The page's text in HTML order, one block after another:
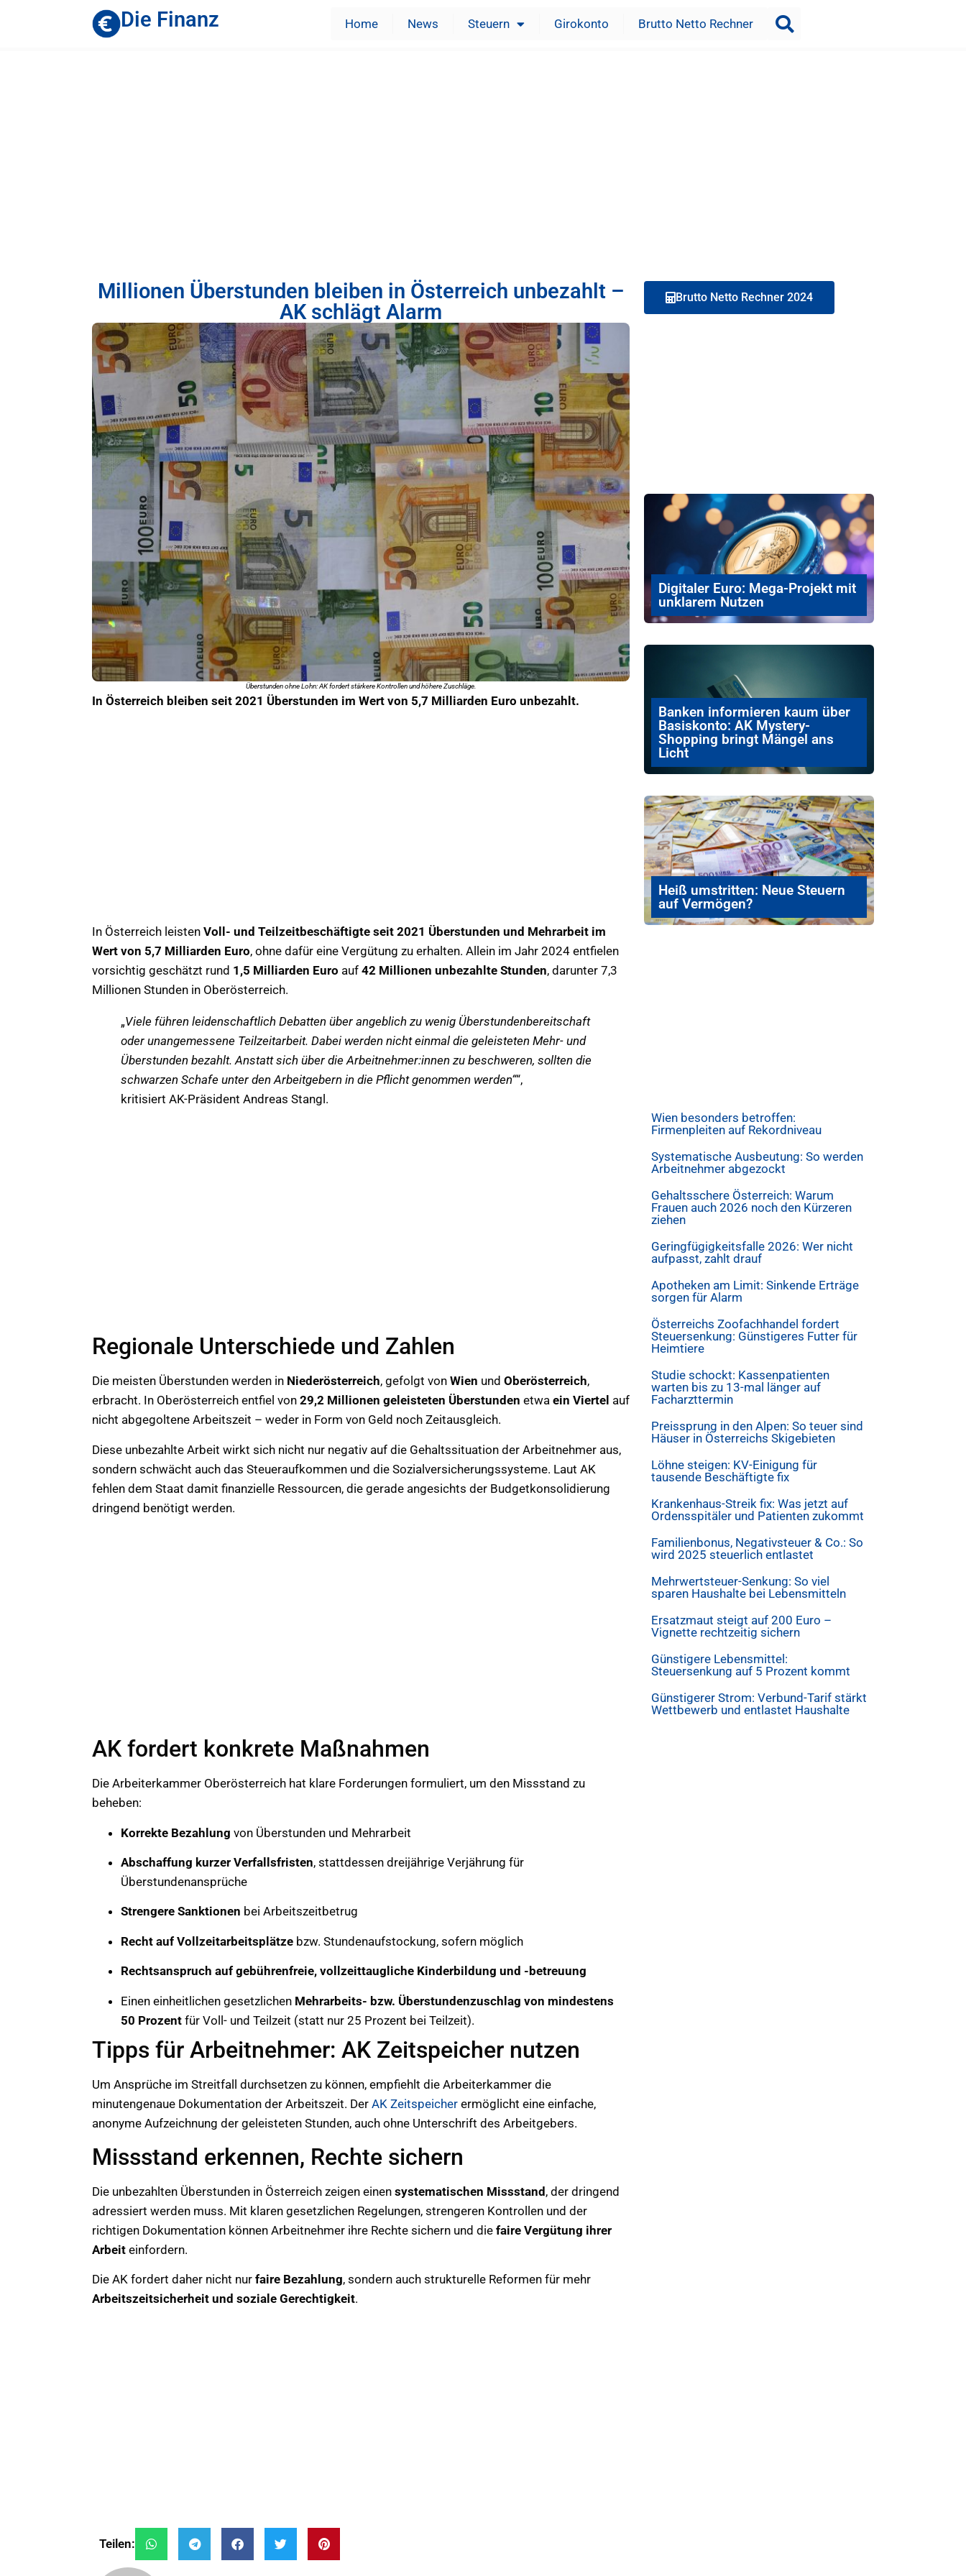
Die Finanz Home News Steuern Girokonto Brutto Netto Rechner
Millionen Überstunden bleiben in Österreich unbezahlt –
AK schlägt Alarm
Überstunden ohne Lohn: AK fordert stärkere Kontrollen und höhere Zuschläge.
In Österreich bleiben seit 2021 Überstunden im Wert von 5,7 Milliarden Euro unbezahlt.
In Österreich leisten Voll- und Teilzeitbeschäftigte seit 2021 Überstunden und Mehrarbeit im
Wert von 5,7 Milliarden Euro, ohne dafür eine Vergütung zu erhalten. Allein im Jahr 2024 entfielen
vorsichtig geschätzt rund 1,5 Milliarden Euro auf 42 Millionen unbezahlte Stunden, darunter 7,3
Millionen Stunden in Oberösterreich.
„Viele führen leidenschaftlich Debatten über angeblich zu wenig Überstundenbereitschaft
oder unangemessene Teilzeitarbeit. Dabei werden nicht einmal die geleisteten Mehr- und
Überstunden bezahlt. Anstatt sich über die Arbeitnehmer:innen zu beschweren, sollten die
schwarzen Schafe unter den Arbeitgebern in die Pflicht genommen werden““,
kritisiert AK-Präsident Andreas Stangl.
Regionale Unterschiede und Zahlen
Die meisten Überstunden werden in Niederösterreich, gefolgt von Wien und Oberösterreich,
erbracht. In Oberösterreich entfiel von 29,2 Millionen geleisteten Überstunden etwa ein Viertel auf
nicht abgegoltene Arbeitszeit – weder in Form von Geld noch Zeitausgleich.
Diese unbezahlte Arbeit wirkt sich nicht nur negativ auf die Gehaltssituation der Arbeitnehmer aus,
sondern schwächt auch das Steueraufkommen und die Sozialversicherungssysteme. Laut AK
fehlen dem Staat damit finanzielle Ressourcen, die gerade angesichts der Budgetkonsolidierung
dringend benötigt werden.
AK fordert konkrete Maßnahmen
Die Arbeiterkammer Oberösterreich hat klare Forderungen formuliert, um den Missstand zu
beheben:
Korrekte Bezahlung von Überstunden und Mehrarbeit
Abschaffung kurzer Verfallsfristen, stattdessen dreijährige Verjährung für
Überstundenansprüche
Strengere Sanktionen bei Arbeitszeitbetrug
Recht auf Vollzeitarbeitsplätze bzw. Stundenaufstockung, sofern möglich
Rechtsanspruch auf gebührenfreie, vollzeittaugliche Kinderbildung und -betreuung
Einen einheitlichen gesetzlichen Mehrarbeits- bzw. Überstundenzuschlag von mindestens
50 Prozent für Voll- und Teilzeit (statt nur 25 Prozent bei Teilzeit).
Tipps für Arbeitnehmer: AK Zeitspeicher nutzen
Um Ansprüche im Streitfall durchsetzen zu können, empfiehlt die Arbeiterkammer die
minutengenaue Dokumentation der Arbeitszeit. Der AK Zeitspeicher ermöglicht eine einfache,
anonyme Aufzeichnung der geleisteten Stunden, auch ohne Unterschrift des Arbeitgebers.
Missstand erkennen, Rechte sichern
Die unbezahlten Überstunden in Österreich zeigen einen systematischen Missstand, der dringend
adressiert werden muss. Mit klaren gesetzlichen Regelungen, strengeren Kontrollen und der
richtigen Dokumentation können Arbeitnehmer ihre Rechte sichern und die faire Vergütung ihrer
Arbeit einfordern.
Die AK fordert daher nicht nur faire Bezahlung, sondern auch strukturelle Reformen für mehr
Arbeitszeitsicherheit und soziale Gerechtigkeit.
Teilen:
Brutto Netto Rechner 2024
Digitaler Euro: Mega-Projekt mit
unklarem Nutzen
Banken informieren kaum über
Basiskonto: AK Mystery-
Shopping bringt Mängel ans
Licht
Heiß umstritten: Neue Steuern
auf Vermögen?
Wien besonders betroffen:
Firmenpleiten auf Rekordniveau
Systematische Ausbeutung: So werden
Arbeitnehmer abgezockt
Gehaltsschere Österreich: Warum
Frauen auch 2026 noch den Kürzeren
ziehen
Geringfügigkeitsfalle 2026: Wer nicht
aufpasst, zahlt drauf
Apotheken am Limit: Sinkende Erträge
sorgen für Alarm
Österreichs Zoofachhandel fordert
Steuersenkung: Günstigeres Futter für
Heimtiere
Studie schockt: Kassenpatienten
warten bis zu 13-mal länger auf
Facharzttermin
Preissprung in den Alpen: So teuer sind
Häuser in Österreichs Skigebieten
Löhne steigen: KV-Einigung für
tausende Beschäftigte fix
Krankenhaus-Streik fix: Was jetzt auf
Ordensspitäler und Patienten zukommt
Familienbonus, Negativsteuer & Co.: So
wird 2025 steuerlich entlastet
Mehrwertsteuer-Senkung: So viel
sparen Haushalte bei Lebensmitteln
Ersatzmaut steigt auf 200 Euro –
Vignette rechtzeitig sichern
Günstigere Lebensmittel:
Steuersenkung auf 5 Prozent kommt
Günstigerer Strom: Verbund-Tarif stärkt
Wettbewerb und entlastet Haushalte